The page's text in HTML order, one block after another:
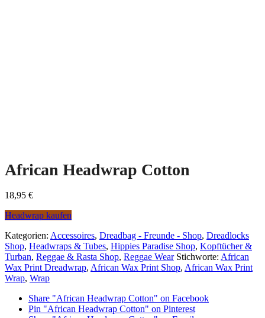
African Headwrap Cotton
18,95 €
Headwrap kaufen
Kategorien: Accessoires, Dreadbag - Freunde - Shop, Dreadlocks
Shop, Headwraps & Tubes, Hippies Paradise Shop, Kopftücher &
Turban, Reggae & Rasta Shop, Reggae Wear Stichworte: African
Wax Print Dreadwrap, African Wax Print Shop, African Wax Print
Wrap, Wrap
Share "African Headwrap Cotton" on Facebook
Pin "African Headwrap Cotton" on Pinterest